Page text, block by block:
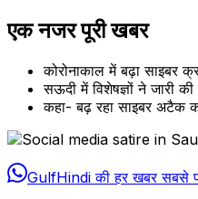
एक नजर पूरी खबर
कोरोनाकाल में बढ़ा साइबर
सऊदी में विशेषज्ञों ने जारी की
कहा- बढ़ रहा साइबर अटैक
GulfHindi की हर खबर सबसे